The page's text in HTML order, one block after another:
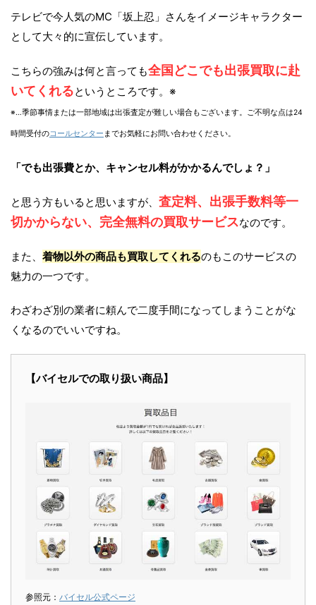
テレビで今人気のMC「坂上忍」さんをイメージキャラクター
として大々的に宣伝しています。
こちらの強みは何と言っても全国どこでも出張買取に赴
いてくれるというところです。※
※…季節事情または一部地域は出張査定が難しい場合もございます。ご不明な点は24
時間受付のコールセンター までお気軽にお問い合わせください。
「でも出張費とか、キャンセル料がかかるんでしょ？」
と思う方もいると思いますが、 査定料、出張手数料等一
切かからない、完全無料の買取サービスなのです。
また、 着物以外の商品も買取してくれるのもこのサービスの
魅力の一つです。
わざわざ別の業者に頼んで二度手間になってしまうことがな
くなるのでいいですね。
【バイセルでの取り扱い商品】
参照元： バイセル公式ページ